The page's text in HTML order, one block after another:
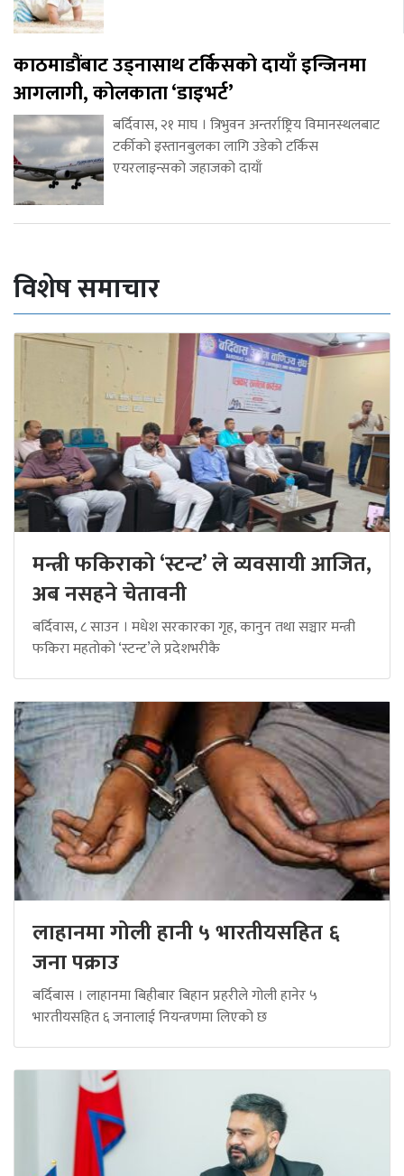
काठमाडौंबाट उड्नासाथ टर्किसको दायाँ इन्जिनमा
आगलागी, कोलकाता ‘डाइभर्ट’
बर्दिवास, २१ माघ । त्रिभुवन अन्तर्राष्ट्रिय विमानस्थलबाट
टर्कीको इस्तानबुलका लागि उडेको टर्किस
एयरलाइन्सको जहाजको दायाँ
विशेष समाचार
मन्त्री फकिराको ‘स्टन्ट’ ले व्यवसायी आजित,
अब नसहने चेतावनी
बर्दिवास, ८ साउन । मधेश सरकारका गृह, कानुन तथा सञ्चार मन्त्री
फकिरा महतोको ‘स्टन्ट’ले प्रदेशभरीकै
लाहानमा गोली हानी ५ भारतीयसहित ६
जना पक्राउ
बर्दिबास । लाहानमा बिहीबार बिहान प्रहरीले गोली हानेर ५
भारतीयसहित ६ जनालाई नियन्त्रणमा लिएको छ